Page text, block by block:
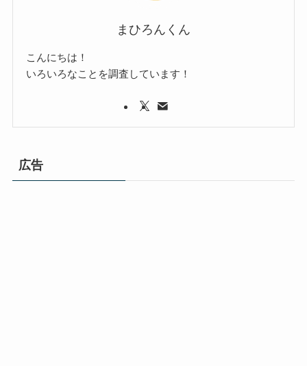
まひろんくん
こんにちは！
いろいろなことを調査しています！
広告